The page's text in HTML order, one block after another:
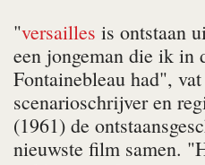
"versailles is ontstaan
een jongeman die ik in
Fontainebleau had",
scenarioschrijver en
(1961) de
nieuwste film samen.